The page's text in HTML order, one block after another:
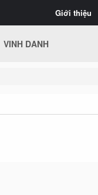
Giới thiệu
VINH DANH